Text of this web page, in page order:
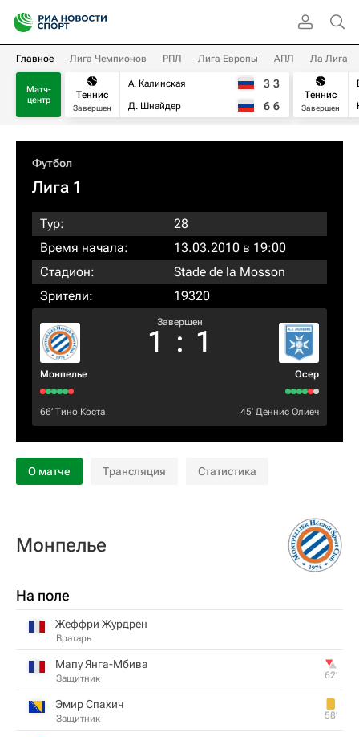
Главное Лига Чемпионов РПЛ Лига Европы АПЛ Ла Лига
Матч-
центр
Теннис
Завершен
А. Калинская
Д. Шнайдер
3 3
6 6
Теннис
Завершен
Футбол
Лига 1
Тур:
28
Время начала:
13.03.2010 в 19:00
Стадион:
Stade de la Mosson
Зрители:
19320
Монпелье
Завершен
1 : 1
Осер
66‎’‎ Тино Коста 45‎’‎ Деннис Олиеч
О матче Трансляция Статистика
Монпелье
На поле
Жеффри Журдрен
Вратарь
Мапу Янга-Мбива
Защитник 62‎’‎
Эмир Спахич
Защитник 58‎’‎